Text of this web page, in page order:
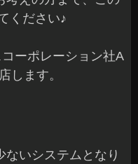
ください♪
ーポレーション社A
します。
ないシステムとなり